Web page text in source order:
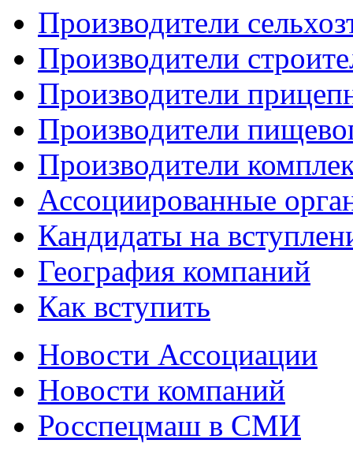
Производители
Производители
Производители
Производители
Производители
Ассоциированные
Кандидаты на
География компаний
Как вступить
Новости Ассоциации
Новости компаний
Росспецмаш в СМИ